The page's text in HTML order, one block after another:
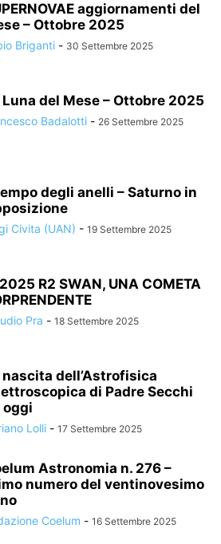
aggiornamenti del
– Ottobre 2025
Briganti - 30 Settembre 2025
Luna del Mese – Ottobre 2025
Badalotti - 26 Settembre 2025
degli anelli – Saturno in
Civita (UAN) - 19 Settembre 2025
R2 SWAN, UNA COMETA
Pra - 18 Settembre 2025
nascita dell’Astrofisica
di Padre Secchi
oggi
Lolli - 17 Settembre 2025
Astronomia n. 276 –
numero del ventinovesimo
Coelum - 16 Settembre 2025